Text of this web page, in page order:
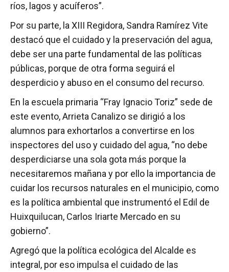
ríos, lagos y acuíferos”.
Por su parte, la XIII Regidora, Sandra Ramírez Vite
destacó que el cuidado y la preservación del agua,
debe ser una parte fundamental de las políticas
públicas, porque de otra forma seguirá el
desperdicio y abuso en el consumo del recurso.
En la escuela primaria “Fray Ignacio Toriz” sede de
este evento, Arrieta Canalizo se dirigió a los
alumnos para exhortarlos a convertirse en los
inspectores del uso y cuidado del agua, “no debe
desperdiciarse una sola gota más porque la
necesitaremos mañana y por ello la importancia de
cuidar los recursos naturales en el municipio, como
es la política ambiental que instrumentó el Edil de
Huixquilucan, Carlos Iriarte Mercado en su
gobierno”.
Agregó que la política ecológica del Alcalde es
integral, por eso impulsa el cuidado de las